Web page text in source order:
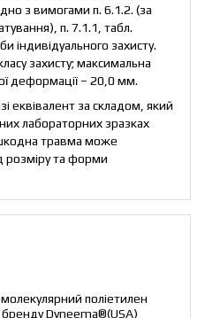
з вимогами п. 6.1.2. (за
п. 7.1.1, табл.
індивідуального захисту.
захисту; максимальна
деформації – 20,0 мм.
еквівалент за складом, який
лабораторних зразках
травма може
розміру та форми
поліетилен
бренду Dyneema®️(USA)